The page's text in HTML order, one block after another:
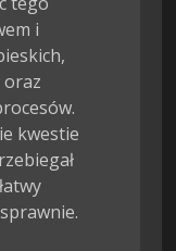
i
oraz
kwestie